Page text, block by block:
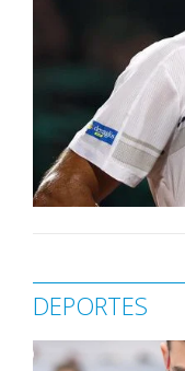
DEPORTES